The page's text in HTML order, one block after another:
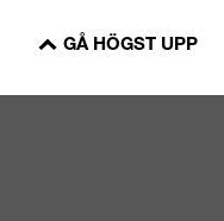
GÅ HÖGST UPP